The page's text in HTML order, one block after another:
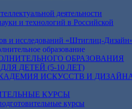
деятельности
и технологий в Российской
и исследований «Штиглиц-
образование
ОБРАЗОВАНИЯ
ДЕТЕЙ (5-10 ЛЕТ)
ИСКУССТВ И
КУРСЫ
курсы